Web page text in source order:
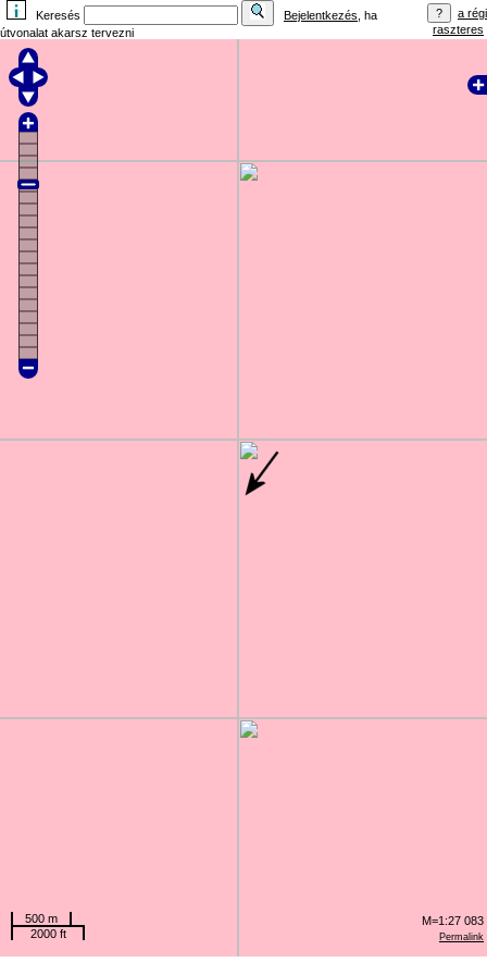
Keresés Bejelentkezés , ha
útvonalat akarsz tervezni
a régi
raszteres
Permalink
500 m
2000 ft
M=1:27 083